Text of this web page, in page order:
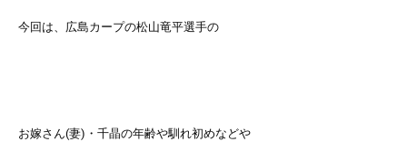
今回は、広島カープの松山竜平選手の
お嫁さん(妻)・千晶の年齢や馴れ初めなどや